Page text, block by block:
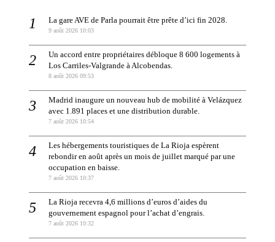
La gare AVE de Parla pourrait être prête d’ici fin 2028.
9 août 2026 10:03
Un accord entre propriétaires débloque 8 600 logements à
Los Carriles-Valgrande à Alcobendas.
8 août 2026 09:53
Madrid inaugure un nouveau hub de mobilité à Velázquez
avec 1.891 places et une distribution durable.
7 août 2026 10:54
Les hébergements touristiques de La Rioja espèrent
rebondir en août après un mois de juillet marqué par une
occupation en baisse.
7 août 2026 10:37
La Rioja recevra 4,6 millions d’euros d’aides du
gouvernement espagnol pour l’achat d’engrais.
7 août 2026 10:32